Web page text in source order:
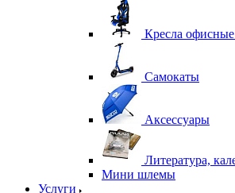
Кресла
Самокаты
Аксессуары
Литература,
Мини шлемы
Услуги